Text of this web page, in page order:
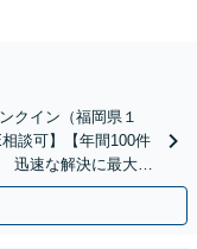
クイン（福岡県１
談可】【年間100件
迅速な解決に最大限
】